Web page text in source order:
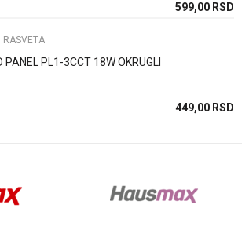
599,00 RSD
RASVETA
PANEL PL1-3CCT 18W OKRUGLI
449,00 RSD